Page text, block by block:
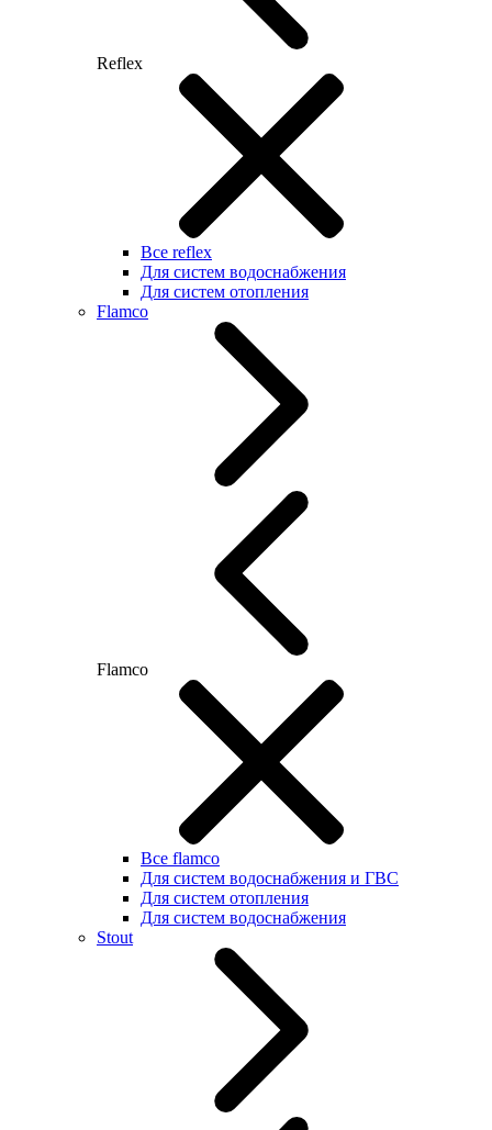
Reflex
Все reflex
Для систем водоснабжения
Для систем отопления
Flamco
Flamco
Все flamco
Для систем водоснабжения и ГВС
Для систем отопления
Для систем водоснабжения
Stout